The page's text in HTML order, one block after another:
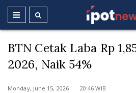
BTN Cetak Laba Rp
2026, Naik 54%
Monday, June 15, 2026 20:46 WIB